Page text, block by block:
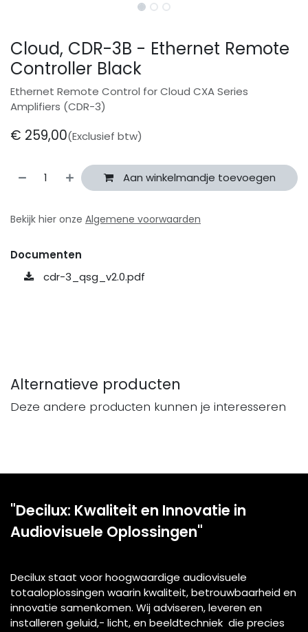
Cloud, CDR-3B - Ethernet Remote
Controller Black
Ethernet Remote Control for Cloud CXA Series
Amplifiers (CDR-3)
€ 259,00(Exclusief btw)
Aan winkelmandje toevoegen
Bekijk hier onze Algemene voorwaarden
Documenten
cdr-3_qsg_v2.0.pdf
Alternatieve producten
Deze andere producten kunnen je interesseren
"Decilux: Kwaliteit en Innovatie in
Audiovisuele Oplossingen"
Decilux staat voor hoogwaardige audiovisuele
totaaloplossingen waarin kwaliteit, betrouwbaarheid en
innovatie samenkomen. Wij adviseren, leveren en
installeren geluid,- licht, en beeldtechniek die precies